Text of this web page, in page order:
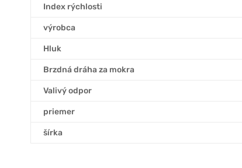
Index rýchlosti
výrobca
Hluk
Brzdná dráha za mokra
Valivý odpor
priemer
šírka